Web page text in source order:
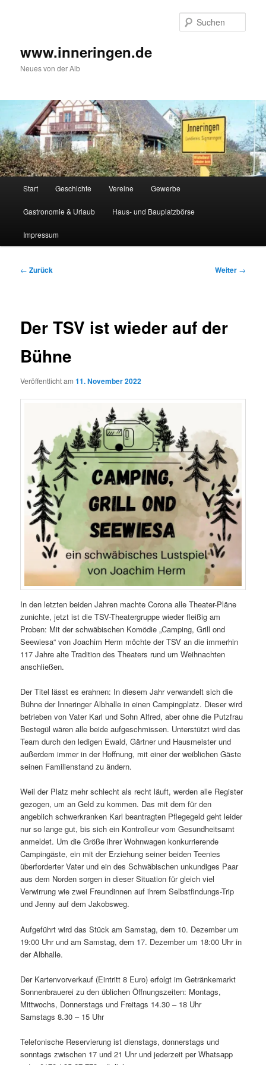
www.inneringen.de
Neues von der Alb
Start Geschichte Vereine Gewerbe
Gastronomie & Urlaub Haus- und Bauplatzbörse
Impressum
Beitragsnavigation
← Zurück Weiter →
Der TSV ist wieder auf der
Bühne
Veröffentlicht am11. November 2022
In den letzten beiden Jahren machte Corona alle Theater-Pläne
zunichte, jetzt ist die TSV-Theatergruppe wieder fleißig am
Proben: Mit der schwäbischen Komödie „Camping, Grill ond
Seewiesa“ von Joachim Herm möchte der TSV an die immerhin
117 Jahre alte Tradition des Theaters rund um Weihnachten
anschließen.
Der Titel lässt es erahnen: In diesem Jahr verwandelt sich die
Bühne der Inneringer Albhalle in einen Campingplatz. Dieser wird
betrieben von Vater Karl und Sohn Alfred, aber ohne die Putzfrau
Bestegül wären alle beide aufgeschmissen. Unterstützt wird das
Team durch den ledigen Ewald, Gärtner und Hausmeister und
außerdem immer in der Hoffnung, mit einer der weiblichen Gäste
seinen Familienstand zu ändern.
Weil der Platz mehr schlecht als recht läuft, werden alle Register
gezogen, um an Geld zu kommen. Das mit dem für den
angeblich schwerkranken Karl beantragten Pflegegeld geht leider
nur so lange gut, bis sich ein Kontrolleur vom Gesundheitsamt
anmeldet. Um die Größe ihrer Wohnwagen konkurrierende
Campingäste, ein mit der Erziehung seiner beiden Teenies
überforderter Vater und ein des Schwäbischen unkundiges Paar
aus dem Norden sorgen in dieser Situation für gleich viel
Verwirrung wie zwei Freundinnen auf ihrem Selbstfindungs-Trip
und Jenny auf dem Jakobsweg.
Aufgeführt wird das Stück am Samstag, dem 10. Dezember um
19:00 Uhr und am Samstag, dem 17. Dezember um 18:00 Uhr in
der Albhalle.
Der Kartenvorverkauf (Eintritt 8 Euro) erfolgt im Getränkemarkt
Sonnenbrauerei zu den üblichen Öffnungszeiten: Montags,
Mittwochs, Donnerstags und Freitags 14.30 – 18 Uhr
Samstags 8.30 – 15 Uhr
Telefonische Reservierung ist dienstags, donnerstags und
sonntags zwischen 17 und 21 Uhr und jederzeit per Whatsapp